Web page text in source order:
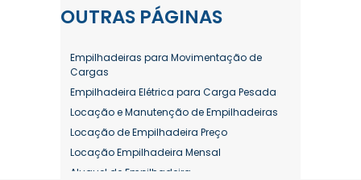
OUTRAS PÁGINAS
Empilhadeiras para Movimentação de
Cargas
Empilhadeira Elétrica para Carga Pesada
Locação e Manutenção de Empilhadeiras
Locação de Empilhadeira Preço
Locação Empilhadeira Mensal
Aluguel de Empilhadeira